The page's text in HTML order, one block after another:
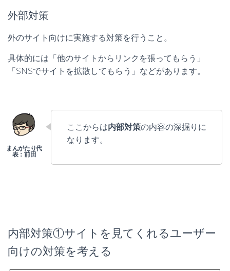
外部対策
外のサイト向けに実施する対策を行うこと。
具体的には「他のサイトからリンクを張ってもらう」
「SNSでサイトを拡散してもらう」などがあります。
ここからは内部対策の内容の深掘りに
なります。
内部対策①サイトを見てくれるユーザー
向けの対策を考える